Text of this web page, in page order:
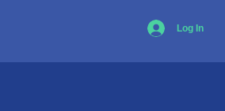
Log In